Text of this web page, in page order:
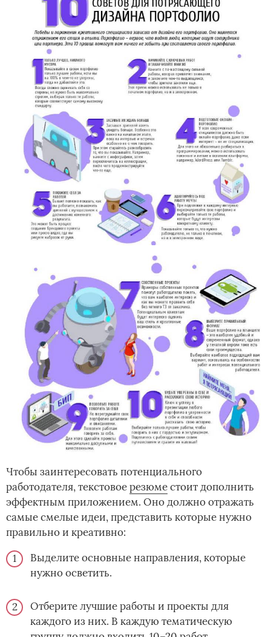
Чтобы заинтересовать потенциального
работодателя, текстовоерезюместоит дополнить
эффектным приложением. Оно должно отражать
самые смелые идеи, представить которые нужно
правильно и креативно:
Выделите основные направления, которые
нужно осветить.
Отберите лучшие работы и проекты для
каждого из них. В каждую тематическую